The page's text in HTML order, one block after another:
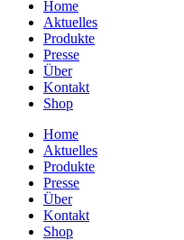
Home
Aktuelles
Produkte
Presse
Über
Kontakt
Shop
Home
Aktuelles
Produkte
Presse
Über
Kontakt
Shop